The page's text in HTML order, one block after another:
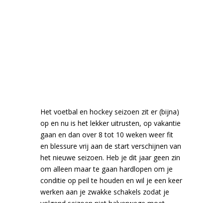
conditie op peil te houden en wil je een keer
werken aan je zwakke schakels zodat je
volgend seizoen niet halverwege moet
afhaken omdat je te veel pijntjes hebt.
Summer deal voor sporters
We bieden speciaal voor jou een 6 weken